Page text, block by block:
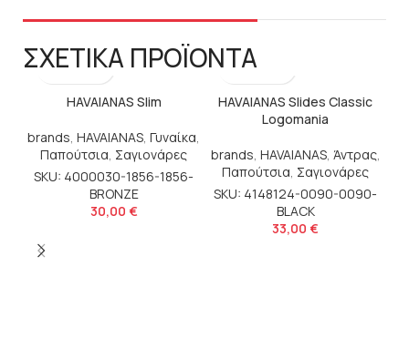
ΣΧΕΤΙΚΑ ΠΡΟΪΟΝΤΑ
HAVAIANAS Slim
brands HAVAIANAS Γυναίκα
Παπούτσια Σαγιονάρες
SKU: 4000030-1856-1856-
BRONZE
30,00 €
HAVAIANAS Slides Classic
Logomania
brands HAVAIANAS, Άντρας,
Παπούτσια Σαγιονάρες
SKU: 4148124-0090-0090-
BLACK
33,00 €